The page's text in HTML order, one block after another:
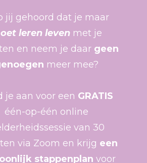
jij gehoord dat je maar
leren leven met je
en neem je daar geen
meer mee?
je aan voor een GRATIS
één-op-één online
van 30
via Zoom en krijg een
stappenplan voor